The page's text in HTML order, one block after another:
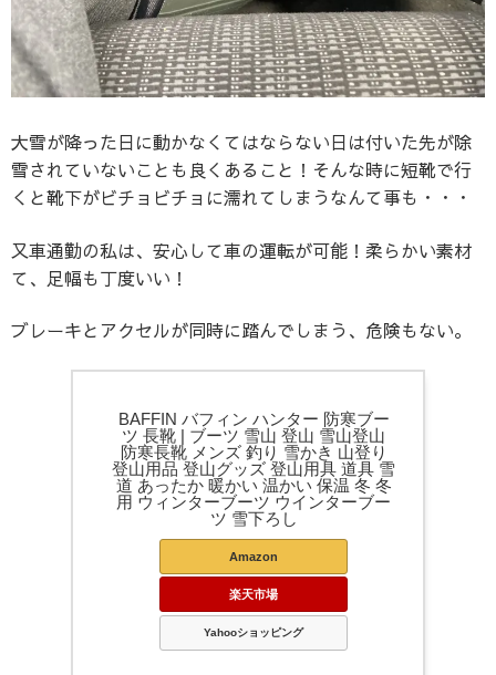
大雪が降った日に動かなくてはならない日は付いた先が除
雪されていないことも良くあること！そんな時に短靴で行
くと靴下がビチョビチョに濡れてしまうなんて事も・・・
又車通勤の私は、安心して車の運転が可能！柔らかい素材
て、足幅も丁度いい！
ブレーキとアクセルが同時に踏んでしまう、危険もない。
BAFFIN バフィン ハンター 防寒ブー
ツ 長靴 | ブーツ 雪山 登山 雪山登山
防寒長靴 メンズ 釣り 雪かき 山登り
登山用品 登山グッズ 登山用具 道具 雪
道 あったか 暖かい 温かい 保温 冬 冬
用 ウィンターブーツ ウインターブー
ツ 雪下ろし
Amazon
楽天市場
Yahooショッピング